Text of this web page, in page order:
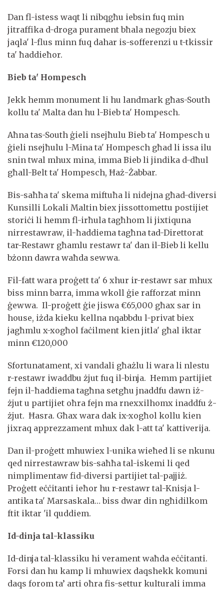
Dan fl-istess waqt li nibqgħu iebsin fuq min
jitraffika d-droga purament bħala negozju biex
jaqla' l-flus minn fuq dahar is-sofferenzi u t-tkissir
ta' ħaddieħor.
Bieb ta' Hompesch
Jekk hemm monument li hu landmark għas-South
kollu ta' Malta dan hu l-Bieb ta' Hompesch.
Aħna tas-South ġieli nsejħulu Bieb ta' Hompesch u
ġieli nsejħulu l-Mina ta' Hompesch għad li issa ilu
snin twal mhux mina, imma Bieb li jindika d-dħul
għall-Belt ta' Hompesch, Ħaż-Żabbar.
Bis-saħħa ta' skema miftuħa li nidejna għad-diversi
Kunsilli Lokali Maltin biex jissottomettu postijiet
storiċi li hemm fl-irħula tagħhom li jixtiquna
nirrestawraw, il-ħaddiema tagħna tad-Direttorat
tar-Restawr għamlu restawr ta' dan il-Bieb li kellu
bżonn dawra waħda sewwa.
Fil-fatt wara proġett ta' 6 xhur ir-restawr sar mhux
biss minn barra, imma wkoll ġie rafforzat minn
ġewwa. Il-proġett ġie jiswa €65,000 għax sar in
house, iżda kieku kellna nqabbdu l-privat biex
jagħmlu x-xogħol faċilment kien jitla' għal iktar
minn €120,000
Sfortunatament, xi vandali għażlu li wara li nlestu
r-restawr iwaddbu żjut fuq il-binja. Hemm partijiet
fejn il-ħaddiema tagħna setgħu jnaddfu dawn iż-
żjut u partijiet oħra fejn ma rnexxilhomx inaddfu ż-
żjut. Ħasra. Għax wara dak ix-xogħol kollu kien
jixraq apprezzament mhux dak l-att ta' kattiverija.
Dan il-proġett mhuwiex l-unika wieħed li se nkunu
qed nirrestawraw bis-saħħa tal-iskemi li qed
nimplimentaw fid-diversi partijiet tal-pajjiż.
Proġett eċċitanti ieħor hu r-restawr tal-Knisja l-
antika ta' Marsaskala… biss dwar din ngħidilkom
ftit iktar 'il quddiem.
Id-dinja tal-klassiku
Id-dinja tal-klassiku hi verament waħda eċċitanti.
Forsi dan hu kamp li mhuwiex daqshekk komuni
daqs forom ta’ arti oħra fis-settur kulturali imma